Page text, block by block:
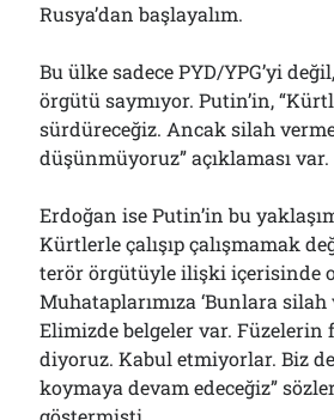
Türkiye 2.0’a Gidiş!..
05/08/2026
15 Temmuz Soruları… Nasuh Mahruki’nin
03/08/2026
Er Gaziler 20 Gün Sonra Gelen MSB
Teröristlere G……yle Güldürdünüz”
01/08/2026
Çağırdı!..
31/07/2026
Arşivler
Arşivler
Rusya’dan başlayalım.
Bu ülke sadece PYD/YPG’yi
örgütü saymıyor. Putin’in,
sürdüreceğiz. Ancak silah
düşünmüyoruz” açıklaması var.
Erdoğan ise Putin’in bu
Kürtlerle çalışıp çalışmamak
terör örgütüyle ilişki içerisinde
Muhataplarımıza ‘Bunlara
Elimizde belgeler var. Füzelerin
diyoruz. Kabul etmiyorlar. Biz
koymaya devam edeceğiz”